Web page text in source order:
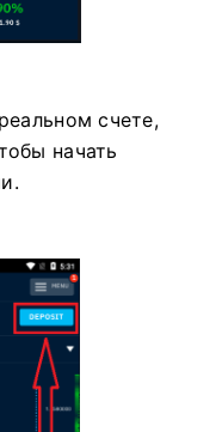
счете,
начать